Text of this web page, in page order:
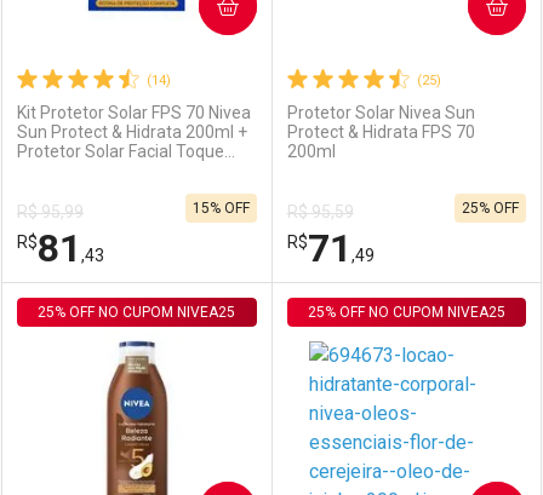
(14)
Kit Protetor Solar FPS 70 Nivea
Sun Protect & Hidrata 200ml +
Protetor Solar Facial Toque
R$ 95,99
R$81 ,43
15% OFF
COMPRAR
FECHAR
Laboratório
FECHAR
Por Menos
(25)
Protetor Solar Nivea Sun
Protect & Hidrata FPS 70
200ml
R$ 95,59
R$71 ,49
25% OFF
COMPRAR
Laboratório
Por Menos
25% OFF NO CUPOM NIVEA25 25% OFF NO CUPOM NIVEA25